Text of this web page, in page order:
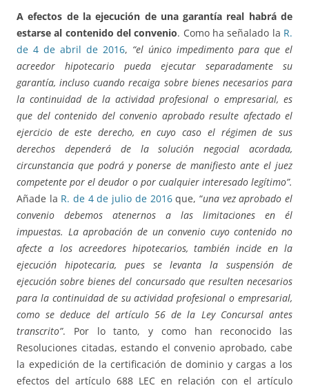
A efectos de la ejecución de una garantía real habrá de
estarse al contenido del convenio. Como ha señalado la R.
de 4 de abril de 2016, “el único impedimento para que el
acreedor hipotecario pueda ejecutar separadamente su
garantía, incluso cuando recaiga sobre bienes necesarios para
la continuidad de la actividad profesional o empresarial, es
que del contenido del convenio aprobado resulte afectado el
ejercicio de este derecho, en cuyo caso el régimen de sus
derechos dependerá de la solución negocial acordada,
circunstancia que podrá y ponerse de manifiesto ante el juez
competente por el deudor o por cualquier interesado legítimo”.
Añade la R. de 4 de julio de 2016que, “una vez aprobado el
convenio debemos atenernos a las limitaciones en él
impuestas. La aprobación de un convenio cuyo contenido no
afecte a los acreedores hipotecarios, también incide en la
ejecución hipotecaria, pues se levanta la suspensión de
ejecución sobre bienes del concursado que resulten necesarios
para la continuidad de su actividad profesional o empresarial,
como se deduce del artículo 56 de la Ley Concursal antes
transcrito”. Por lo tanto, y como han reconocido las
Resoluciones citadas, estando el convenio aprobado, cabe
la expedición de la certificación de dominio y cargas a los
efectos del artículo 688 LEC en relación con el artículo